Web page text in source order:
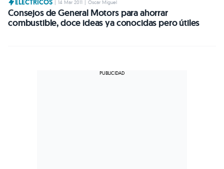
ELÉCTRICOS 14 Mar 2011 Óscar Miguel
Consejos de General Motors para ahorrar
combustible, doce ideas ya conocidas pero útiles